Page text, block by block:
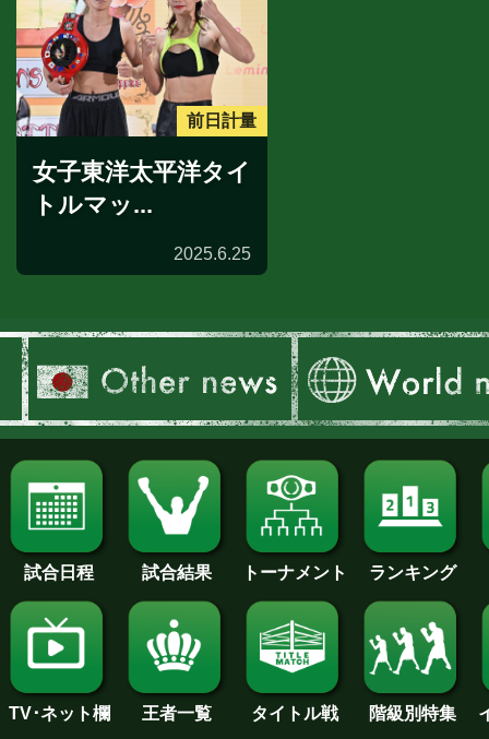
前日計量
女子東洋太平洋タイ
トルマッ...
2025.6.25
試合日程 試合結果 トーナメント ランキング
TV･ネット欄 王者一覧 タイトル戦 階級別特集